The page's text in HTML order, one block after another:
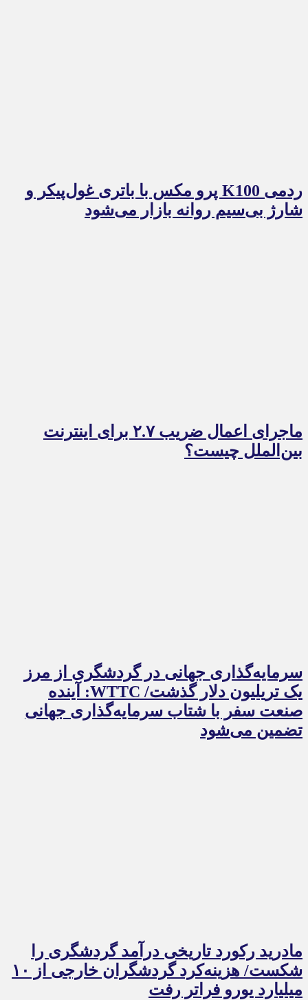
ردمی K100 پرو مکس با باتری غول‌پیکر و
شارژ بی‌سیم روانه بازار می‌شود
ماجرای اعمال ضریب ۲.۷ برای اینترنت
بین‌الملل چیست؟
سرمایه‌گذاری جهانی در گردشگری از مرز
یک تریلیون دلار گذشت/ WTTC: آینده
صنعت سفر با شتاب سرمایه‌گذاری جهانی
تضمین می‌شود
مادرید رکورد تاریخی درآمد گردشگری را
شکست/ هزینه‌کرد گردشگران خارجی از ۱۰
میلیارد یورو فراتر رفت